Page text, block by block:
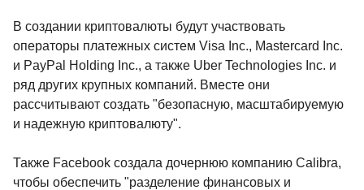
В создании криптовалюты будут участвовать
операторы платежных систем Visa Inc., Mastercard Inc.
и PayPal Holding Inc., а также Uber Technologies Inc. и
ряд других крупных компаний. Вместе они
рассчитывают создать "безопасную, масштабируемую
и надежную криптовалюту".
Также Facebook создала дочернюю компанию Calibra,
чтобы обеспечить "разделение финансовых и